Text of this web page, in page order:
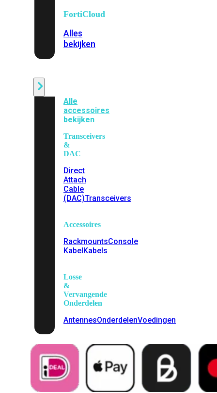
FortiCloud
Alles
bekijken
Alle
accessoires
bekijken
Transceivers
&
DAC
Direct
Attach
Cable
(DAC)Transceivers
Accessoires
RackmountsConsole
KabelKabels
Losse
&
Vervangende
Onderdelen
AntennesOnderdelenVoedingen